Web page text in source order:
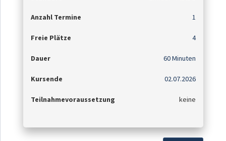
Anzahl Termine 1
Freie Plätze 4
Dauer 60 Minuten
Kursende 02.07.2026
Teilnahmevoraussetzung keine